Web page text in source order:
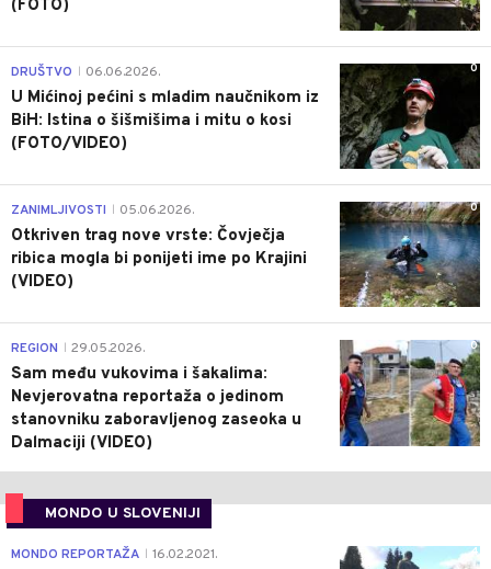
(FOTO)
0
DRUŠTVO 06.06.2026.
U Mićinoj pećini s mladim naučnikom iz
BiH: Istina o šišmišima i mitu o kosi
(FOTO/VIDEO)
0
ZANIMLJIVOSTI 05.06.2026.
Otkriven trag nove vrste: Čovječja
ribica mogla bi ponijeti ime po Krajini
(VIDEO)
0
REGION 29.05.2026.
Sam među vukovima i šakalima:
Nevjerovatna reportaža o jedinom
stanovniku zaboravljenog zaseoka u
Dalmaciji (VIDEO)
MONDO U SLOVENIJI
4
MONDO REPORTAŽA 16.02.2021.